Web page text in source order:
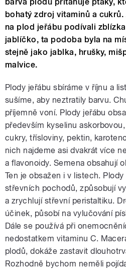
bohatý zdroj vitaminů a
na plod jeřábu podívali
jablíčko, ta podoba byla na
stejně jako jablka, hrušky,
malvice.
Plody jeřábu sbíráme v říjnu a
sušíme, aby neztratily barvu.
příjemně voní. Plody jeřábu
především kyselinu
cukry, třísloviny, pektin,
nich najdeme asi dvakrát více
a flavonoidy. Semena obsahují
Ten je obsažen i v listech.
střevních pochodů, způsobují
a zrychlují střevní peristaltiku.
účinek, působí na vylučování
Dále se používá při
nedostatkem vitaminu C.
plodů, dokáže zastavit
Rozhodně bychom neměli